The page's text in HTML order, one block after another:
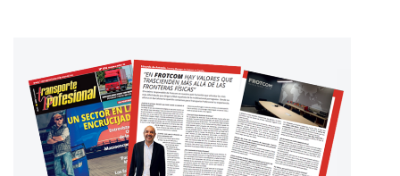
Како ја решаваме
Калкулатор за заштеди